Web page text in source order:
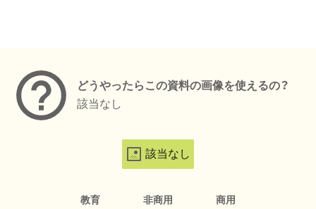
どうやったらこの資料の画像を使えるの？
該当なし
該当なし
教育 非商用 商用